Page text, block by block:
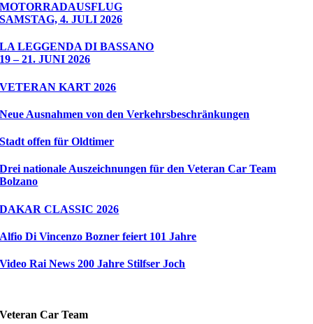
MOTORRADAUSFLUG
SAMSTAG, 4. JULI 2026
LA LEGGENDA DI BASSANO
19 – 21. JUNI 2026
VETERAN KART 2026
Neue Ausnahmen von den Verkehrsbeschränkungen
Stadt offen für Oldtimer
Drei nationale Auszeichnungen für den Veteran Car Team
Bolzano
DAKAR CLASSIC 2026
Alfio Di Vincenzo Bozner feiert 101 Jahre
Video Rai News 200 Jahre Stilfser Joch
Veteran Car Team